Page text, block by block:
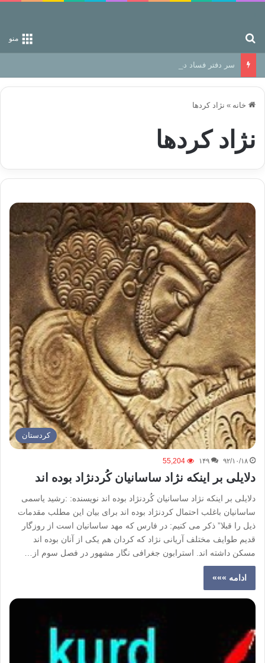
منو
سر دفتر فساد در زمین‌، دوری وکناره‌گیری از راه خداست‌!
خانه » نژاد کردها
نژاد کردها
كردستان
۹۲/۱۰/۱۸ ۱۴۹ 55,204
دلایلی بر اینکه نژاد ساسانیان کُردنژاد بوده اند
دلایلی بر اینکه نژاد ساسانیان کُردنژاد بوده اند نویسنده: :رشید یاسمی
ساسانیان باغلب احتمال کردنژاد بوده اند برای بیان این مطلب مقدمات
ذیل را قبلا” ذکر می کنیم: در فارس که مهد ساسانیان است از روزگار
قدیم طوایف مختلف آریانی نژاد که کردان هم یکی از آنان بوده اند
مسکن داشته اند. استرابون جغرافی نگار مشهور در فصل سوم از…
ادامه »»»